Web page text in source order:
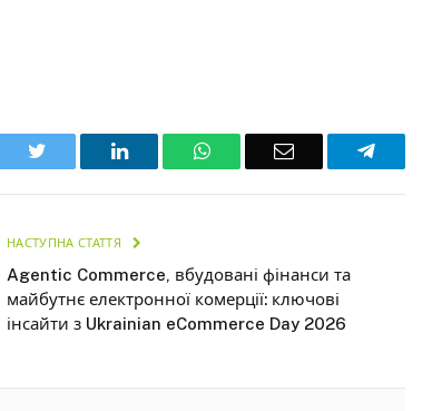
Twitter LinkedIn WhatsAppEmail Telegram
НАСТУПНА СТАТТЯ
Agentic Commerce, вбудовані фінанси та
майбутнє електронної комерції: ключові
інсайти з Ukrainian eCommerce Day 2026